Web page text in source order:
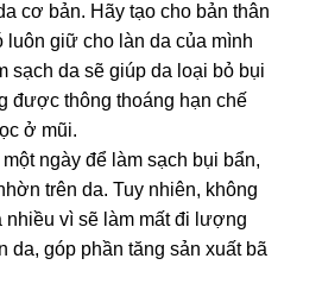
cơ bản. Hãy tạo cho bản thân
luôn giữ cho làn da của mình
sạch da sẽ giúp da loại bỏ bụi
được thông thoáng hạn chế
ở mũi.
ngày để làm sạch bụi bẩn,
trên da. Tuy nhiên, không
nhiều vì sẽ làm mất đi lượng
da, góp phần tăng sản xuất bã